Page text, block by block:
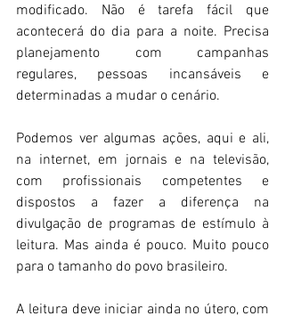
modificado. Não é tarefa fácil que
acontecerá do dia para a noite. Precisa
planejamento com campanhas
regulares, pessoas incansáveis e
determinadas a mudar o cenário.
Podemos ver algumas ações, aqui e ali,
na internet, em jornais e na televisão,
com profissionais competentes e
dispostos a fazer a diferença na
divulgação de programas de estímulo à
leitura. Mas ainda é pouco. Muito pouco
para o tamanho do povo brasileiro.
A leitura deve iniciar ainda no útero, com